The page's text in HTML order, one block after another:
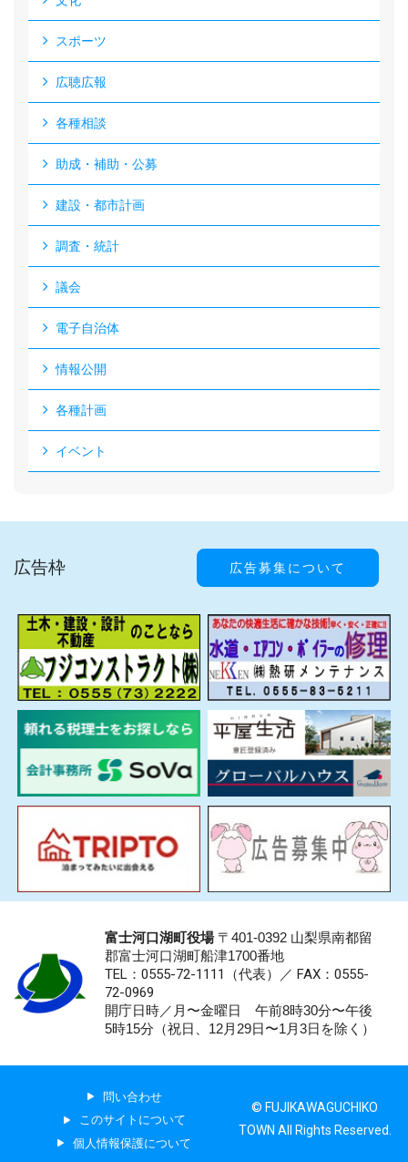
スポーツ
広聴広報
各種相談
助成・補助・公募
建設・都市計画
調査・統計
議会
電子自治体
情報公開
各種計画
イベント
広告枠 広告募集について
富士河口湖町役場〒401-0392 山梨県南都留
郡富士河口湖町船津1700番地
TEL：0555-72-1111 （代表）／ FAX：0555-
72-0969
開庁日時／月〜金曜日 午前8時30分〜午後
5時15分（祝日、12月29日〜1月3日を除く）
問い合わせ
このサイトについて
個人情報保護について
© FUJIKAWAGUCHIKO
TOWN All Rights Reserved.